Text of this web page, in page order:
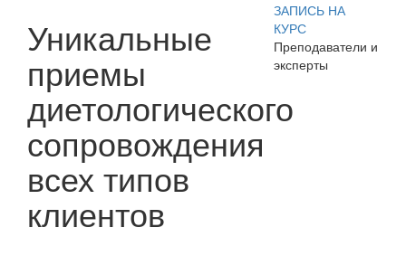
Уникальные
приемы
диетологического
сопровождения
всех типов
клиентов
ЗАПИСЬ НА
КУРС
Преподаватели и
эксперты